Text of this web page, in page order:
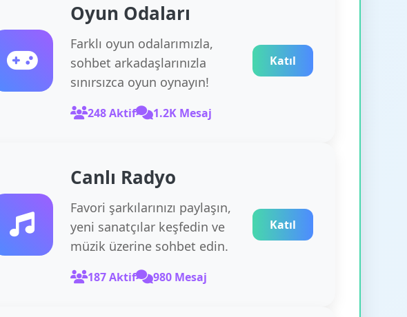
Oyun Odaları
Farklı oyun odalarımızla,
sohbet arkadaşlarınızla
sınırsızca oyun oynayın!
248 Aktif 1.2K Mesaj
Katıl
Canlı Radyo
Favori şarkılarınızı paylaşın,
yeni sanatçılar keşfedin ve
müzik üzerine sohbet edin.
187 Aktif 980 Mesaj
Katıl